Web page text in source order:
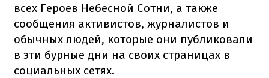
всех Героев Небесной Сотни, а также
сообщения активистов, журналистов и
обычных людей, которые они публиковали
в эти бурные дни на своих страницах в
социальных сетях.